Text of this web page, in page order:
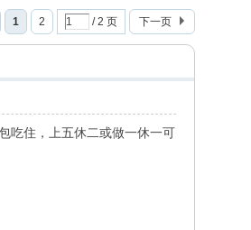
1 2 / 2 页 下一页
吃住，上五休二或做一休一可